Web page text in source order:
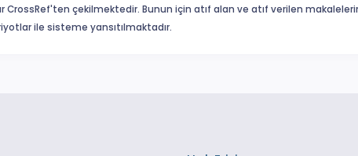
CrossRef'ten çekilmektedir. Bunun için atıf alan ve atıf verilen
ile sisteme yansıtılmaktadır.